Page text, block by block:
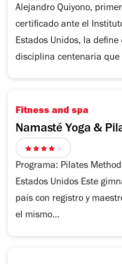
de
Alejandro Quiyono,
certificado ante el
Estados Unidos, la define
disciplina centenaria que
Fitness and spa
Namasté Yoga &
4
de
Programa: Pilates
Estados Unidos Este
país con registro y
el mismo...